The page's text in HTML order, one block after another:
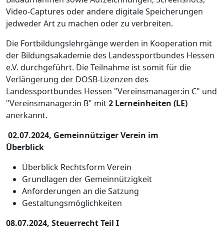
Video-Captures oder andere digitale Speicherungen
jedweder Art zu machen oder zu verbreiten.
Die Fortbildungslehrgänge werden in Kooperation mit
der Bildungsakademie des Landessportbundes Hessen
e.V. durchgeführt. Die Teilnahme ist somit für die
Verlängerung der DOSB-Lizenzen des
Landessportbundes Hessen "Vereinsmanager:in C" und
"Vereinsmanager:in B" mit2 Lerneinheiten (LE)
anerkannt.
02.07.2024, Gemeinnütziger Verein im
Überblick
Überblick Rechtsform Verein
Grundlagen der Gemeinnützigkeit
Anforderungen an die Satzung
Gestaltungsmöglichkeiten
08.07.2024, Steuerrecht Teil I